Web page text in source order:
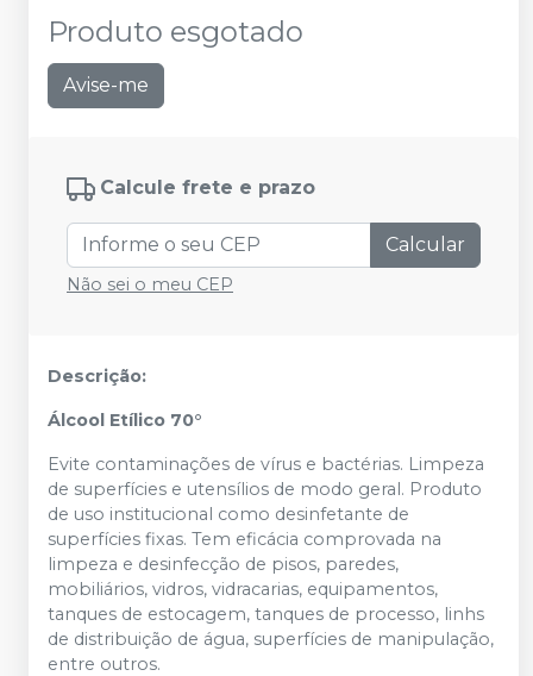
Produto esgotado
Avise-me
Calcule frete e prazo
Calcular
Não sei o meu CEP
Descrição:
Álcool Etílico 70°
Evite contaminações de vírus e bactérias. Limpeza
de superfícies e utensílios de modo geral. Produto
de uso institucional como desinfetante de
superfícies fixas. Tem eficácia comprovada na
limpeza e desinfecção de pisos, paredes,
mobiliários, vidros, vidracarias, equipamentos,
tanques de estocagem, tanques de processo, linhs
de distribuição de água, superfícies de manipulação,
entre outros.